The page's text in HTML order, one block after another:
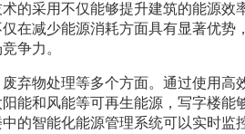
的采用不仅能够提升建筑的能源效
在减少能源消耗方面具有显著优势
争力。
弃物处理等多个方面。通过使用高
能和风能等可再生能源，写字楼能
的智能化能源管理系统可以实时监